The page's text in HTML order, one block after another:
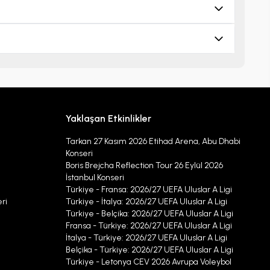
Yaklaşan Etkinlikler
Tarkan 27 Kasım 2026 Etihad Arena, Abu Dhabi
Konseri
Boris Brejcha Reflection Tour 26 Eylül 2026
İstanbul Konseri
Türkiye - Fransa: 2026/27 UEFA Uluslar A Ligi
Türkiye - İtalya: 2026/27 UEFA Uluslar A Ligi
Türkiye - Belçika: 2026/27 UEFA Uluslar A Ligi
Fransa - Türkiye: 2026/27 UEFA Uluslar A Ligi
İtalya - Türkiye: 2026/27 UEFA Uluslar A Ligi
Belçika - Türkiye: 2026/27 UEFA Uluslar A Ligi
Türkiye - Letonya CEV 2026 Avrupa Voleybol